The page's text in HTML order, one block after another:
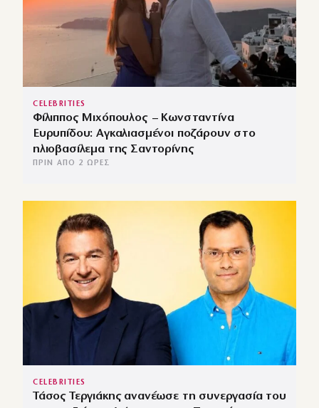
CELEBRITIES
Φίλιππος Μιχόπουλος – Κωνσταντίνα
Ευρυπίδου: Αγκαλιασμένοι ποζάρουν στο
ηλιοβασίλεμα της Σαντορίνης
ΠΡΙΝ ΑΠΌ 2 ΏΡΕΣ
CELEBRITIES
Τάσος Τεργιάκης ανανέωσε τη συνεργασία του